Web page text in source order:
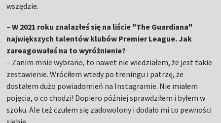
wszędzie.
– W 2021 roku znalazłeś się na liście "The Guardiana"
największych talentów klubów Premier League. Jak
zareagowałeś na to wyróżnienie?
– Zanim mnie wybrano, to nawet nie wiedziałem, że jest takie
zestawienie. Wróciłem wtedy po treningu i patrzę, że
dostałem dużo powiadomień na Instagramie. Nie miałem
pojęcia, o co chodzi! Dopiero później sprawdziłem i byłem w
szoku. Ale też czułem się zadowolony i dodało mi to pewności